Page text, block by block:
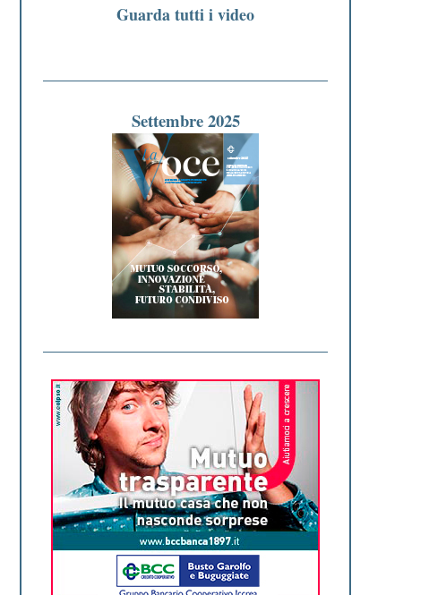
Guarda tutti i video
Settembre 2025